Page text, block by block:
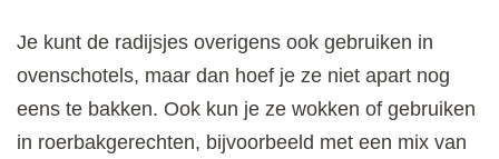
Je kunt de radijsjes overigens ook gebruiken in
ovenschotels, maar dan hoef je ze niet apart nog
eens te bakken. Ook kun je ze wokken of gebruiken
in roerbakgerechten, bijvoorbeeld met een mix van